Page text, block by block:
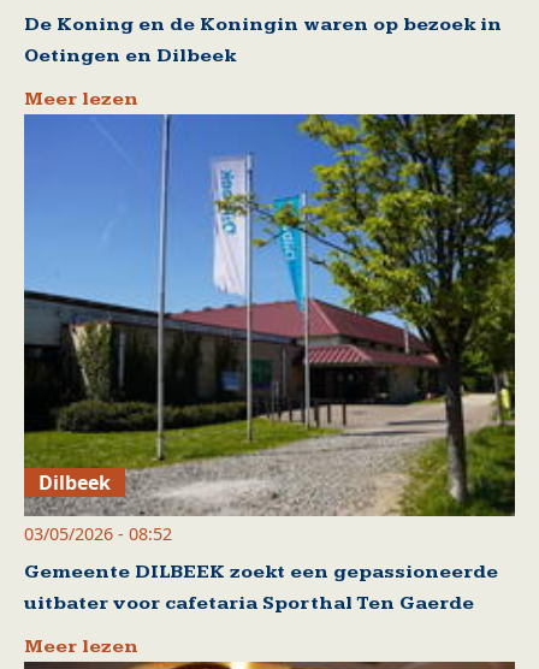
De Koning en de Koningin waren op bezoek in
Oetingen en Dilbeek
Meer lezen
Dilbeek
03/05/2026 - 08:52
Gemeente DILBEEK zoekt een gepassioneerde
uitbater voor cafetaria Sporthal Ten Gaerde
Meer lezen